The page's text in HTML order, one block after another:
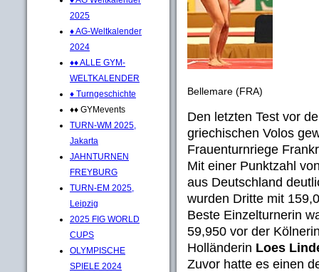
2025
♦ AG-Weltkalender
2024
♦♦ ALLE GYM-
WELTKALENDER
♦ Turngeschichte
♦♦ GYMevents
TURN-WM 2025,
Jakarta
JAHNTURNEN
FREYBURG
TURN-EM 2025,
Leipzig
2025 FIG WORLD
CUPS
OLYMPISCHE
SPIELE 2024
Bellemare (FRA)
Den letzten Test vor
griechischen Volos
Frauenturnriege
Mit einer Punktzahl
aus Deutschland
wurden Dritte mit
Beste Einzelturnerin
59,950 vor der
Holländerin Loes
Zuvor hatte es einen